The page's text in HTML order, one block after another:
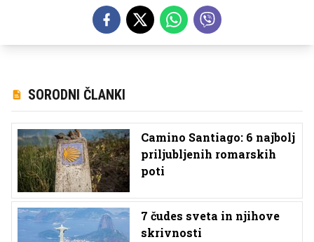
SORODNI ČLANKI
Camino Santiago: 6 najbolj
priljubljenih romarskih
poti
7 čudes sveta in njihove
skrivnosti